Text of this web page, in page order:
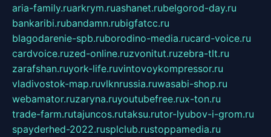
aria-family.ruarkrym.ruashanet.rubelgorod-day.ru
bankaribi.rubandamn.rubigfatcc.ru
blagodarenie-spb.ruborodino-media.rucard-voice.ru
cardvoice.ruzed-online.ruzvonitut.ruzebra-tlt.ru
zarafshan.ruyork-life.ruvintovoykompressor.ru
vladivostok-map.ruvlknrussia.ruwasabi-shop.ru
webamator.ruzaryna.ruyoutubefree.rux-ton.ru
trade-farm.rutajuncos.rutaksu.rutor-lyubov-i-grom.ru
spayderhed-2022.rusplclub.rustoppamedia.ru